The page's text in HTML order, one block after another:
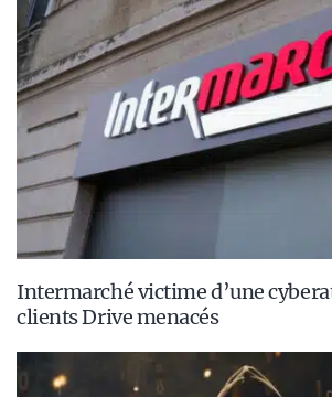
Intermarché victime d’une
clients Drive menacés